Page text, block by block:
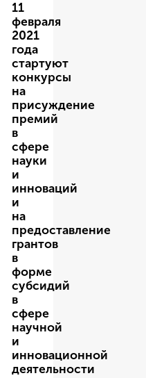
11
февраля
2021
года
стартуют
конкурсы
на
присуждение
премий
в
сфере
науки
и
инноваций
и
на
предоставление
грантов
в
форме
субсидий
в
сфере
научной
и
инновационной
деятельности